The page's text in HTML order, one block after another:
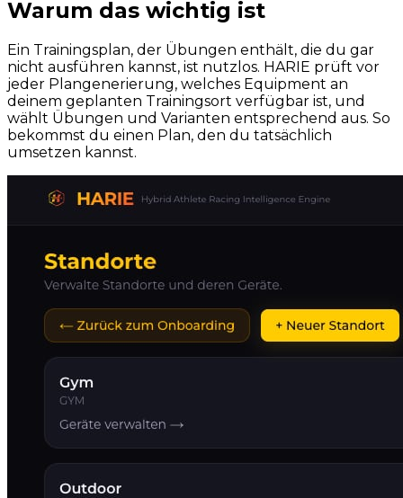
Warum das wichtig ist
Ein Trainingsplan, der Übungen enthält, die du gar
nicht ausführen kannst, ist nutzlos. HARIE prüft vor
jeder Plangenerierung, welches Equipment an
deinem geplanten Trainingsort verfügbar ist, und
wählt Übungen und Varianten entsprechend aus. So
bekommst du einen Plan, den du tatsächlich
umsetzen kannst.